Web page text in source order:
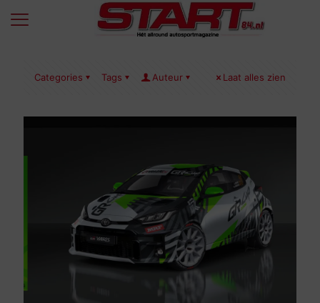
Categories Tags Auteur Laat alles zien